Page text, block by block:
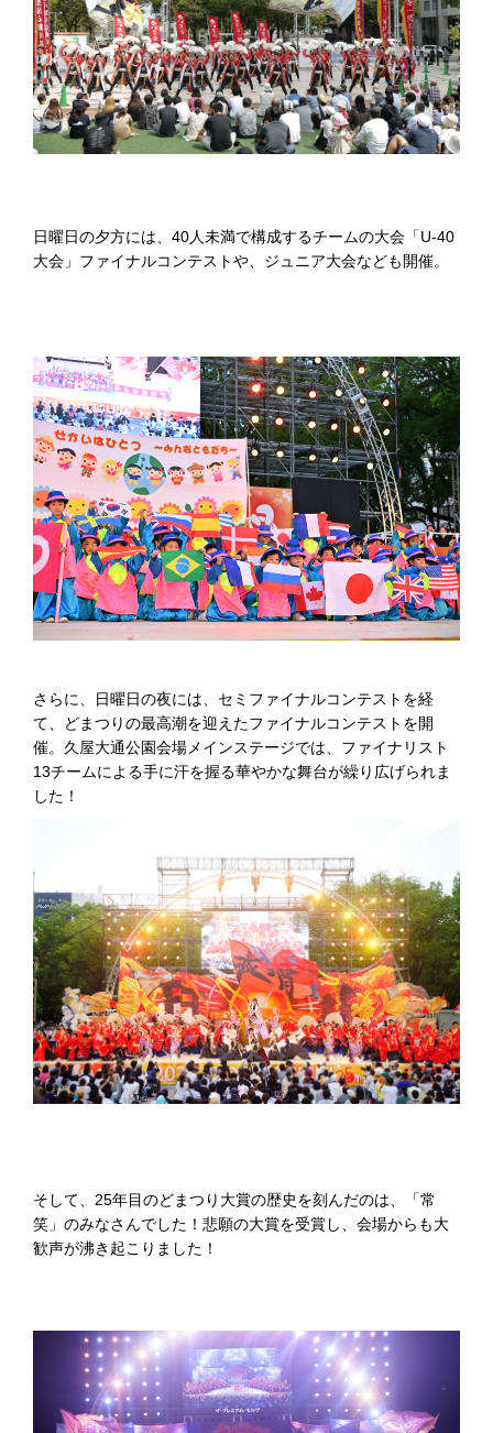
日曜日の夕方には、40人未満で構成するチームの大会「U-40
大会」ファイナルコンテストや、ジュニア大会なども開催。
さらに、日曜日の夜には、セミファイナルコンテストを経
て、どまつりの最高潮を迎えたファイナルコンテストを開
催。久屋大通公園会場メインステージでは、ファイナリスト
13チームによる手に汗を握る華やかな舞台が繰り広げられま
した！
そして、25年目のどまつり大賞の歴史を刻んだのは、「常
笑」のみなさんでした！悲願の大賞を受賞し、会場からも大
歓声が沸き起こりました！